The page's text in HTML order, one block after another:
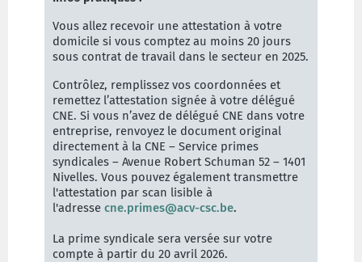
Vous allez recevoir une attestation à votre
domicile si vous comptez au moins 20 jours
sous contrat de travail dans le secteur en 2025.
Contrôlez, remplissez vos coordonnées et
remettez l’attestation signée à votre délégué
CNE. Si vous n’avez de délégué CNE dans votre
entreprise, renvoyez le document original
directement à la CNE – Service primes
syndicales – Avenue Robert Schuman 52 – 1401
Nivelles. Vous pouvez également transmettre
l'attestation par scan lisible à
l'adresse cne.primes@acv-csc.be.
La prime syndicale sera versée sur votre
compte à partir du 20 avril 2026.